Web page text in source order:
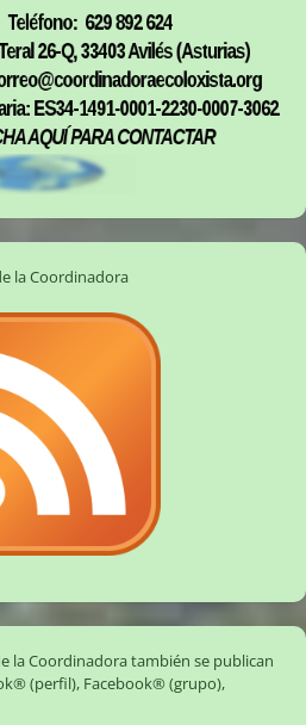
la Coordinadora
la Coordinadora también se publican
(perfil), Facebook® (grupo),